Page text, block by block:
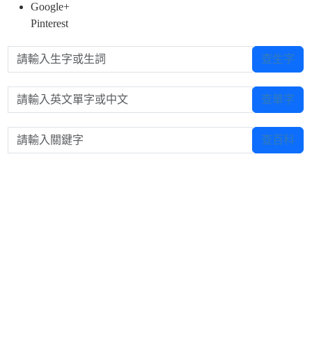
Google+
Pinterest
請輸入生字或生詞 查生字
請輸入英文單字或中文 查單字
請輸入關鍵字 查百科